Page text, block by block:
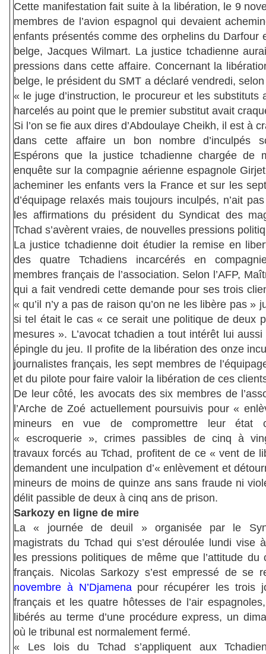
Cette manifestation fait suite à la libération, le 9
membres de l’avion espagnol qui devaient
enfants présentés comme des orphelins du Darfour
belge, Jacques Wilmart. La justice tchadienne
pressions dans cette affaire. Concernant la
belge, le président du SMT a déclaré vendredi, selon
« le juge d’instruction, le procureur et les substituts
harcelés au point que le premier substitut avait
Si l’on se fie aux dires d’Abdoulaye Cheikh, il est à
dans cette affaire un bon nombre d’inculpés
Espérons que la justice tchadienne chargée de
enquête sur la compagnie aérienne espagnole
acheminer les enfants vers la France et sur les
d’équipage relaxés mais toujours inculpés, n’ait
les affirmations du président du Syndicat des
Tchad s’avèrent vraies, de nouvelles pressions
La justice tchadienne doit étudier la remise en
des quatre Tchadiens incarcérés en
membres français de l’association. Selon l’AFP,
qui a fait vendredi cette demande pour ses trois
« qu’il n’y a pas de raison qu’on ne les libère pas »
si tel était le cas « ce serait une politique de deux
mesures ». L’avocat tchadien a tout intérêt lui
épingle du jeu. Il profite de la libération des onze
journalistes français, les sept membres de
et du pilote pour faire valoir la libération de ces
De leur côté, les avocats des six membres de
l’Arche de Zoé actuellement poursuivis pour «
mineurs en vue de compromettre leur
« escroquerie », crimes passibles de cinq à
travaux forcés au Tchad, profitent de ce « vent de
demandent une inculpation d’« enlèvement et
mineurs de moins de quinze ans sans fraude ni
délit passible de deux à cinq ans de prison.
Sarkozy en ligne de mire
La « journée de deuil » organisée par le
magistrats du Tchad qui s’est déroulée lundi vise
les pressions politiques de même que l’attitude du
français. Nicolas Sarkozy s’est empressé de se
novembre à N’Djamena pour récupérer les trois
français et les quatre hôtesses de l’air
libérés au terme d’une procédure express, un
où le tribunal est normalement fermé.
« Les lois du Tchad s’appliquent aux